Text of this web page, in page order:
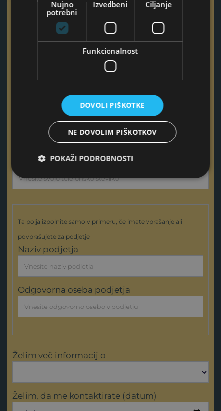
Kontaktirajte nas
Priimek
Telefon
Ta polja izpolnite samo v primeru, če imate vprašanje ali
povprašujete za podjetje
Naziv podjetja
Odgovorna oseba podjetja
Želim več informacij o
Želim, da me kontaktirate (datum)
Nujno
potrebni
Izvedbeni Ciljanje
Funkcionalnost
DOVOLI PIŠKOTKE
NE DOVOLIM PIŠKOTKOV
POKAŽI PODROBNOSTI